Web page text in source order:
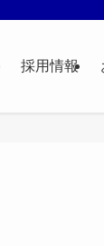
採用情報